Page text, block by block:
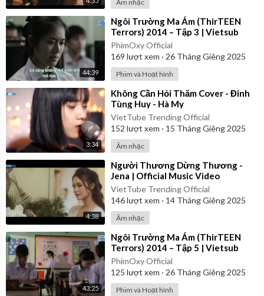
Âm nhạc
44:39
⁣Ngôi Trường Ma Ám (ThirTEEN
Terrors) 2014 – Tập 3 | Vietsub
PhimOxy Official
169 lượt xem · 26 Tháng Giêng 2025
Phim và Hoạt hình
3:34
⁣Không Cần Hỏi Thăm Cover - Đinh
Tùng Huy - Hà My
VietTube Trending Official
152 lượt xem · 15 Tháng Giêng 2025
Âm nhạc
4:38
⁣Người Thương Dừng Thương -
Jena | Official Music Video
VietTube Trending Official
146lượt xem · 14 Tháng Giêng 2025
Âm nhạc
43:25
⁣Ngôi Trường Ma Ám (ThirTEEN
Terrors) 2014 – Tập 5 | Vietsub
PhimOxy Official
125 lượt xem · 26 Tháng Giêng 2025
Phim và Hoạt hình